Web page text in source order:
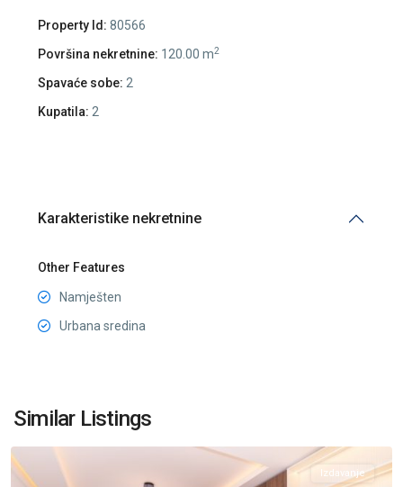
Property Id: 80566
Površina nekretnine: 120.00 m2
Spavaće sobe: 2
Kupatila: 2
Karakteristike nekretnine
Other Features
Namješten
Urbana sredina
Similar Listings
Kvart
Podgorica
Izdavanje